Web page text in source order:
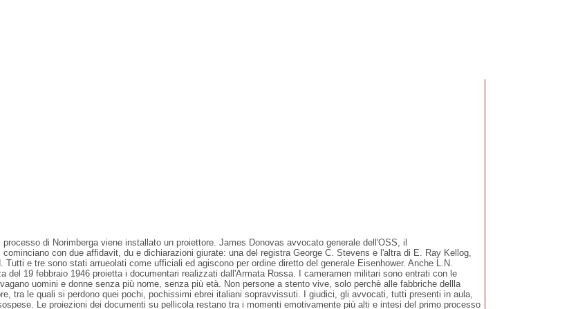
di Norimberga viene installato un proiettore. James Donovas avvocato generale dell'OSS, il
con due affidavit, du e dichiarazioni giurate: una del registra George C. Stevens e l'altra di E. Ray Kellog,
e tre sono stati arrueolati come ufficiali ed agiscono per ordine diretto del generale Eisenhower. Anche L.N.
19 febbraio 1946 proietta i documentari realizzati dall'Armata Rossa. I cameramen militari sono entrati con le
uomini e donne senza più nome, senza più età. Non persone a stento vive, solo perchè alle fabbriche dellla
tra le quali si perdono quei pochi, pochissimi ebrei italiani sopravvissuti. I giudici, gli avvocati, tutti presenti in aula,
Le proiezioni dei documenti su pellicola restano tra i momenti emotivamente più alti e intesi del primo processo